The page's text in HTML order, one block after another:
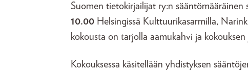
Suomen tietokirjailijat ry:n sääntömääräinen
10.00Helsingissä Kulttuurikasarmilla,
kokousta on tarjolla aamukahvi ja kokouksen
Kokouksessa käsitellään yhdistyksen